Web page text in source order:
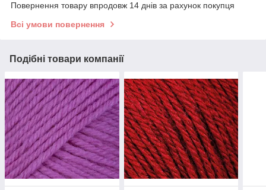
Повернення товару впродовж 14 днів за рахунок покупця
Всі умови повернення
Подібні товари компанії